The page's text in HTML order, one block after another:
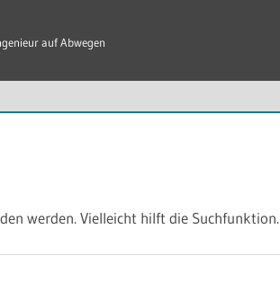
auf Abwegen
werden. Vielleicht hilft die Suchfunktion.